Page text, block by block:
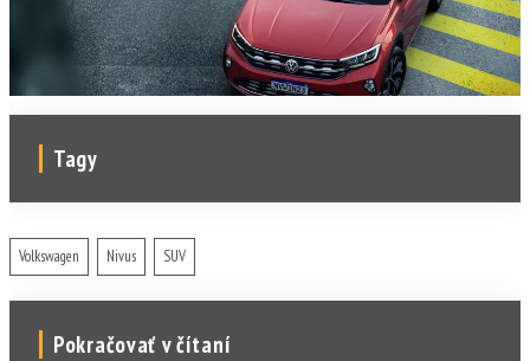
Tagy
Volkswagen Nivus SUV
Pokračovať v čítaní